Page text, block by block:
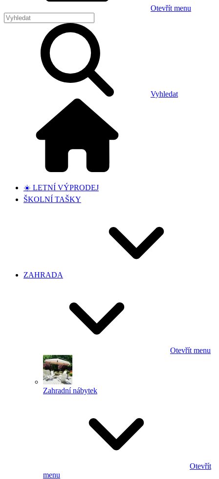
Otevřít menu
Vyhledat
☀️ LETNÍ VÝPRODEJ
ŠKOLNÍ TAŠKY
ZAHRADA
Otevřít menu
Zahradní nábytek
Otevřít
menu